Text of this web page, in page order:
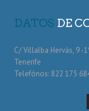
DATOS DE
C/ Villalba Hervás, 9 -
Tenerife
Telefónos: 822 175